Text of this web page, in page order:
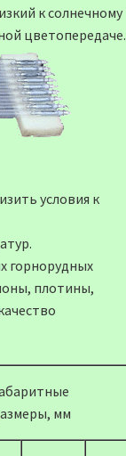
к солнечному
цветопередаче.
условия к
горнорудных
плотины,
мм